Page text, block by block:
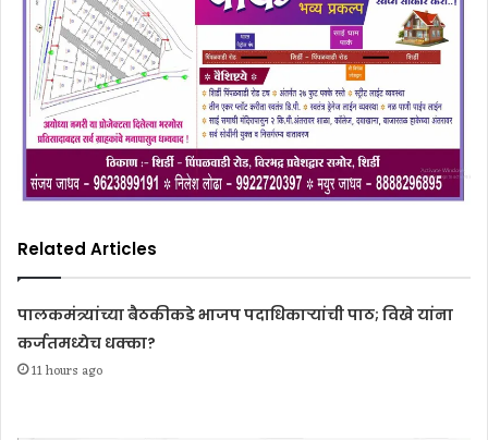
Related Articles
पालकमंत्र्यांच्या बैठकीकडे भाजप पदाधिकाऱ्यांची पाठ; विखे यांना
कर्जतमध्येच धक्का?
11 hours ago